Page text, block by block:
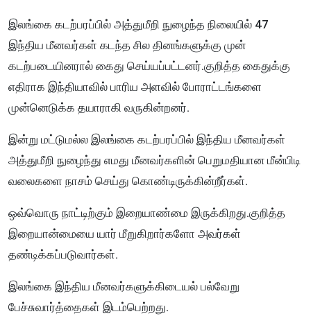
இலங்கை கடற்பரப்பில் அத்துமீறி நுழைந்த நிலையில் 47
இந்திய மீனவர்கள் கடந்த சில தினங்களுக்கு முன்
கடற்படையினரால் கைது செய்யப்பட்டனர்.குறித்த கைதுக்கு
எதிராக இந்தியாவில் பாரிய அளவில் போராட்டங்களை
முன்னெடுக்க தயாராகி வருகின்றனர்.
இன்று மட்டுமல்ல இலங்கை கடற்பரப்பில் இந்திய மீனவர்கள்
அத்துமீறி நுழைந்து எமது மீனவர்களின் பெறுமதியான மீன்பிடி
வலைகளை நாசம் செய்து கொண்டிருக்கின்றீர்கள்.
ஒவ்வொரு நாட்டிற்கும் இறையாண்மை இருக்கிறது.குறித்த
இறையான்மையை யார் மீறுகிறார்களோ அவர்கள்
தண்டிக்கப்படுவார்கள்.
இலங்கை இந்திய மீனவர்களுக்கிடையல் பல்வேறு
பேச்சுவார்த்தைகள் இடம்பெற்றது.